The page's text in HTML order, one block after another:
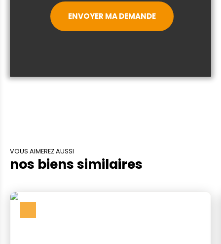
ENVOYER MA DEMANDE
VOUS AIMEREZ AUSSI
nos biens similaires